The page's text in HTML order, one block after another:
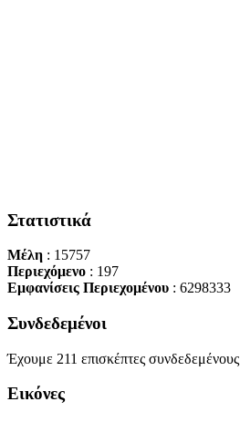
Στατιστικά
Μέλη : 15757
Περιεχόμενο : 197
Εμφανίσεις Περιεχομένου : 6298333
Συνδεδεμένοι
Έχουμε 211 επισκέπτες συνδεδεμένους
Εικόνες